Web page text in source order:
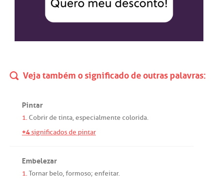
Veja também o significado de outras palavras:
Pintar
1. Cobrirde tinta,especialmente colorida.
+4significados de pintar
Embelezar
1.Tornar belo,formoso; enfeitar.